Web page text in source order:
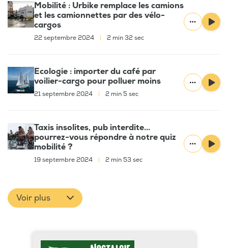
Mobilité : Urbike remplace les camions
et les camionnettes par des vélo-
cargos
22 septembre 2024 2 min 32 sec
Ecologie : importer du café par
voilier-cargo pour polluer moins
21 septembre 2024 2 min 5 sec
Taxis insolites, pub interdite...
pourrez-vous répondre à notre quiz
mobilité ?
19 septembre 2024 2 min 53 sec
Voir plus